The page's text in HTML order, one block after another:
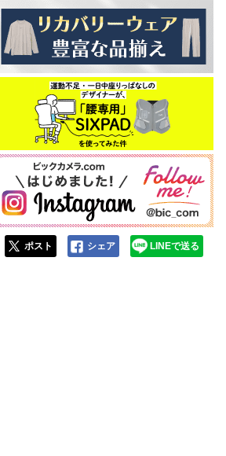
ポスト シェア LINEで送る